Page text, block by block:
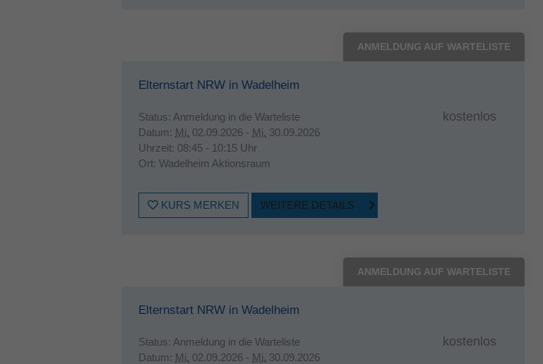
ANMELDUNG AUF WARTELISTE
Elternstart NRW in Wadelheim
Status: Anmeldung in die Warteliste
Datum: Mi. 02.09.2026 - Mi. 30.09.2026
Uhrzeit: 08:45 - 10:15 Uhr
Ort: Wadelheim Aktionsraum
kostenlos
KURS MERKEN WEITERE DETAILS
ANMELDUNG AUF WARTELISTE
Elternstart NRW in Wadelheim
Status: Anmeldung in die Warteliste
Datum: Mi. 02.09.2026 - Mi. 30.09.2026
kostenlos